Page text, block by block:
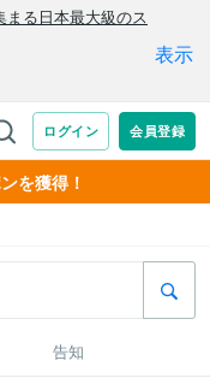
を獲得！
告知